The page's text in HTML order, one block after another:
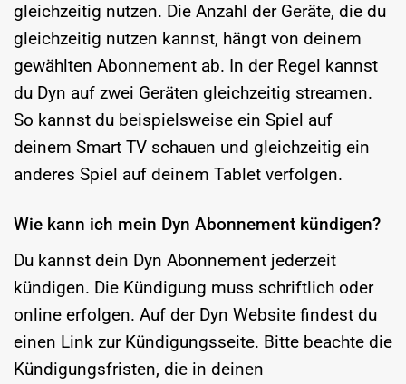
gleichzeitig nutzen. Die Anzahl der Geräte, die du
gleichzeitig nutzen kannst, hängt von deinem
gewählten Abonnement ab. In der Regel kannst
du Dyn auf zwei Geräten gleichzeitig streamen.
So kannst du beispielsweise ein Spiel auf
deinem Smart TV schauen und gleichzeitig ein
anderes Spiel auf deinem Tablet verfolgen.
Wie kann ich mein Dyn Abonnement kündigen?
Du kannst dein Dyn Abonnement jederzeit
kündigen. Die Kündigung muss schriftlich oder
online erfolgen. Auf der Dyn Website findest du
einen Link zur Kündigungsseite. Bitte beachte die
Kündigungsfristen, die in deinen